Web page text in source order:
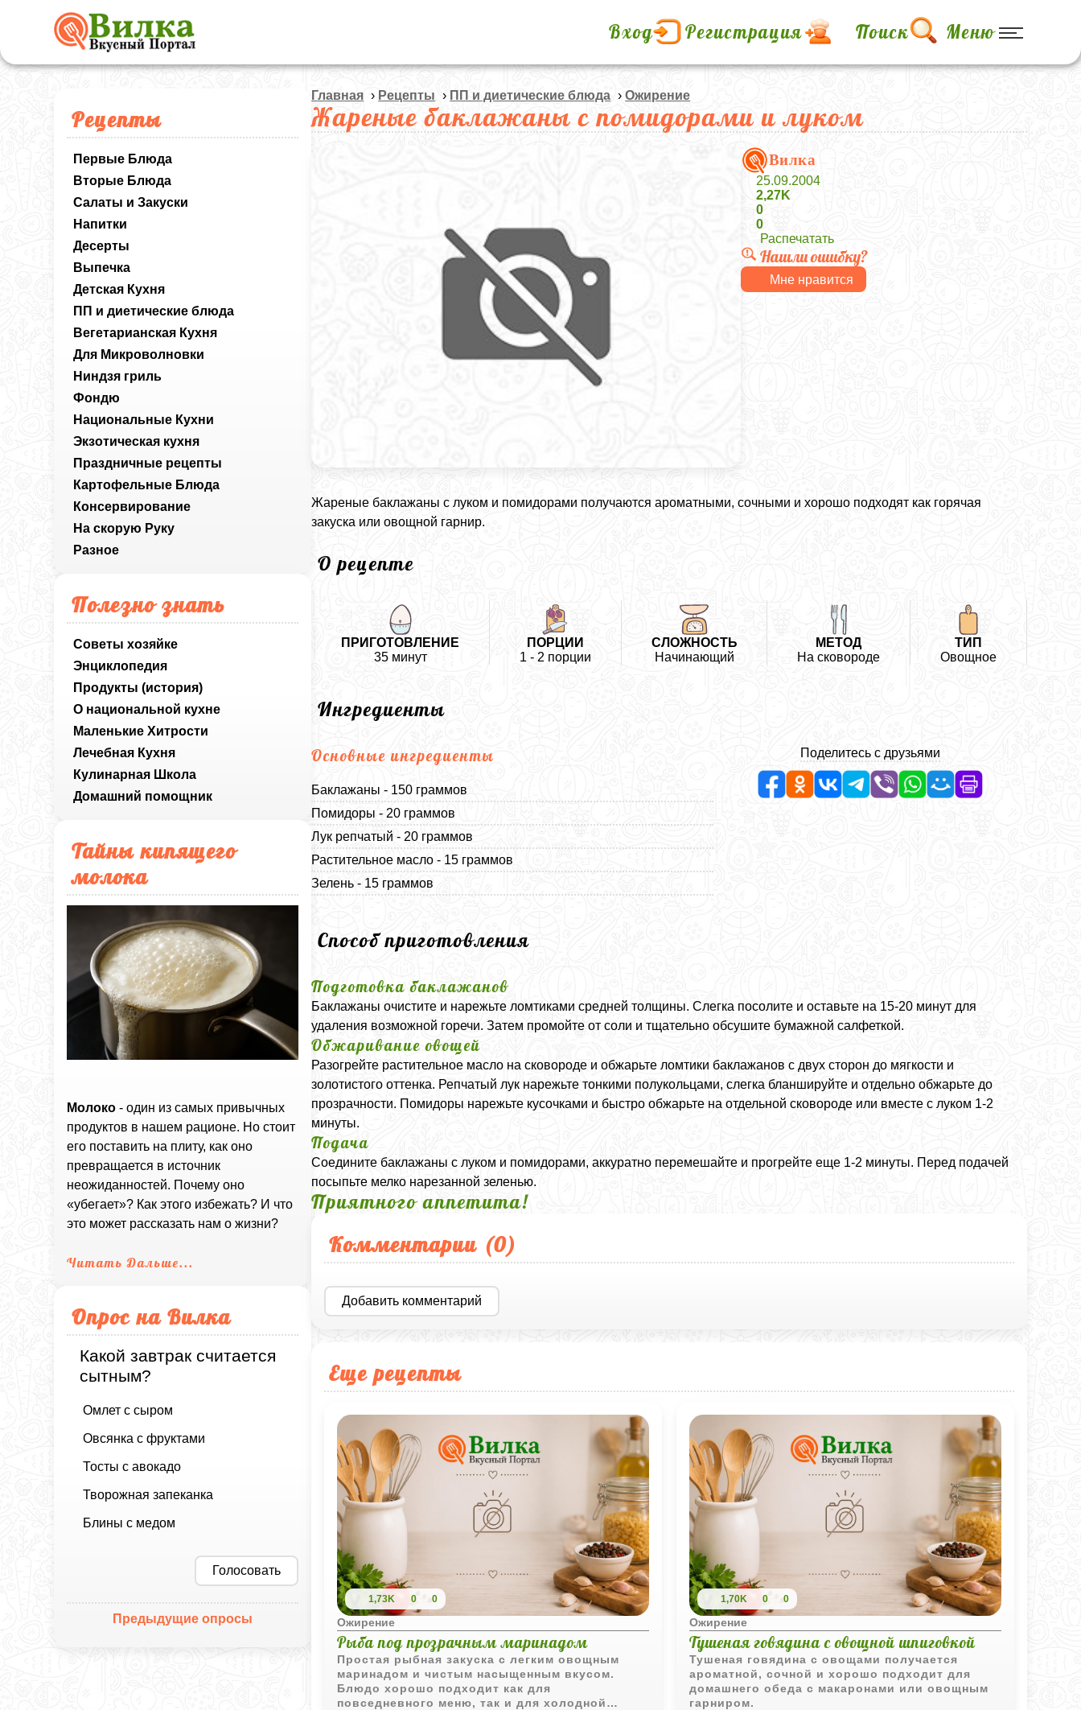
Вход Регистрация Поиск Меню
Рецепты
Первые Блюда
Вторые Блюда
Салаты и Закуски
Напитки
Десерты
Выпечка
Детская Кухня
ПП и диетические блюда
Вегетарианская Кухня
Для Микроволновки
Ниндзя гриль
Фондю
Национальные Кухни
Экзотическая кухня
Праздничные рецепты
Картофельные Блюда
Консервирование
На скорую Руку
Разное
Полезно знать
Советы хозяйке
Энциклопедия
Продукты (история)
О национальной кухне
Маленькие Хитрости
Лечебная Кухня
Кулинарная Школа
Домашний помощник
Тайны кипящего
молока
Молоко - один из самых привычных
продуктов в нашем рационе. Но стоит
его поставить на плиту, как оно
превращается в источник
неожиданностей. Почему оно
«убегает»? Как этого избежать? И что
это может рассказать нам о жизни?
Читать Дальше...
Опрос на Вилка
Какой завтрак считается
сытным?
Омлет с сыром
Овсянка с фруктами
Тосты с авокадо
Творожная запеканка
Блины с медом
Голосовать
Предыдущие опросы
Главная › Рецепты › ПП и диетические блюда ›Ожирение
Жареные баклажаны с помидорами и луком
Вилка
25.09.2004
2,27K
0
0
Распечатать
Нашли ошибку?
Мне нравится
Жареные баклажаны с луком и помидорами получаются ароматными, сочными и хорошо подходят как горячая
закуска или овощной гарнир.
О рецепте
ПРИГОТОВЛЕНИЕ
35 минут
ПОРЦИИ
1 - 2 порции
СЛОЖНОСТЬ
Начинающий
МЕТОД
На сковороде
ТИП
Овощное
Ингредиенты
Основные ингредиенты
Баклажаны - 150 граммов
Помидоры - 20 граммов
Лук репчатый - 20 граммов
Растительное масло - 15 граммов
Зелень - 15 граммов
Поделитесь с друзьями
Способ приготовления
Подготовка баклажанов
Баклажаны очистите и нарежьте ломтиками средней толщины. Слегка посолите и оставьте на 15-20 минут для
удаления возможной горечи. Затем промойте от соли и тщательно обсушите бумажной салфеткой.
Обжаривание овощей
Разогрейте растительное масло на сковороде и обжарьте ломтики баклажанов с двух сторон до мягкости и
золотистого оттенка. Репчатый лук нарежьте тонкими полукольцами, слегка бланшируйте и отдельно обжарьте до
прозрачности. Помидоры нарежьте кусочками и быстро обжарьте на отдельной сковороде или вместе с луком 1-2
минуты.
Подача
Соедините баклажаны с луком и помидорами, аккуратно перемешайте и прогрейте еще 1-2 минуты. Перед подачей
посыпьте мелко нарезанной зеленью.
Приятного аппетита!
Комментарии (0)
Добавить комментарий
Еще рецепты
1,73K 0 0
Ожирение
Рыба под прозрачным маринадом
Простая рыбная закуска с легким овощным
маринадом и чистым насыщенным вкусом.
Блюдо хорошо подходит как для
повседневного меню, так и для холодной
1,70K 0 0
Ожирение
Тушеная говядина с овощной шпиговкой
Тушеная говядина с овощами получается
ароматной, сочной и хорошо подходит для
домашнего обеда с макаронами или овощным
гарниром.